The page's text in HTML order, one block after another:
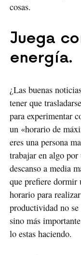
cosas.
Juega
energía.
¿Las buenas
tener que
para experimentar
un «horario de
eres una persona
trabajar en algo
descanso a media
que prefiere dormir
horario para
productividad no se
sino más
lo estas haciendo.